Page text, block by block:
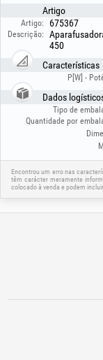
Artigo
Artigo: 675367
Descrição:
450
Características
P[W] -
Dados
Tipo de
Quantidade por
Encontrou um erro nas
têm carácter meramente
colocado à venda e podem